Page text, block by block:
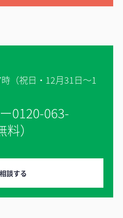
（祝日・12月31日～1
0120-063-
）
相談する